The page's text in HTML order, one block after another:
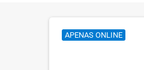
APENAS ONLINE